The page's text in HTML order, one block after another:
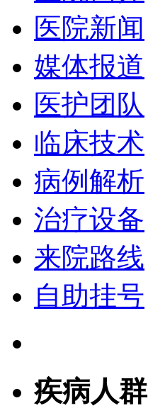
医院新闻
媒体报道
医护团队
临床技术
病例解析
治疗设备
来院路线
自助挂号
疾病人群